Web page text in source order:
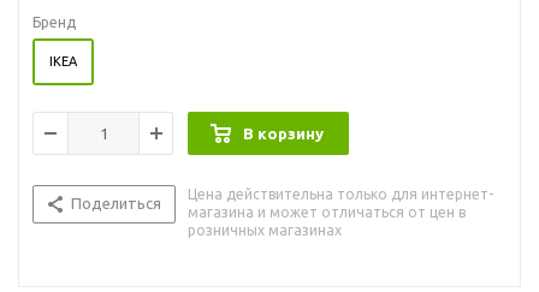
Бренд
IKEA
В корзину
Поделиться
Цена действительна только для интернет-
магазина и может отличаться от цен в
розничных магазинах